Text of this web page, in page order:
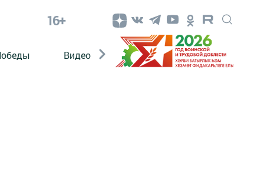
16+
Видео Конкурсы ЭтноДети